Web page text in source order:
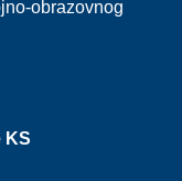
obrazovnog
KS